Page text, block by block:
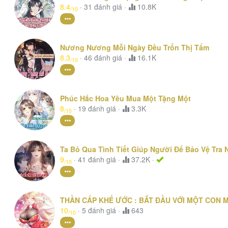
8.4/10 ·31 đánh giá · 10.8K
Nương Nương Mỗi Ngày Đều Trốn Thị Tẩm
8.3/10 ·46 đánh giá · 16.1K
Phúc Hắc Hoa Yêu Mua Một Tặng Một
8/10 · 19 đánh giá · 3.3K
Ta Bỏ Qua Tình Tiết Giúp Người Để Bảo Vệ Tra
9/10 ·41 đánh giá · 37.2K ·
THẦN CẤP KHẾ ƯỚC : BẮT ĐẦU VỚI MỘT CON
10/10 ·5 đánh giá · 643